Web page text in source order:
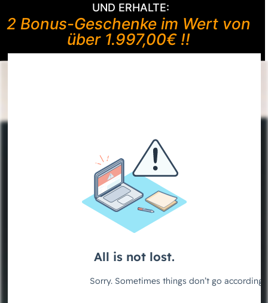
UND ERHALTE:
2 Bonus-Geschenke im Wert von
über 1.997,00€ !!